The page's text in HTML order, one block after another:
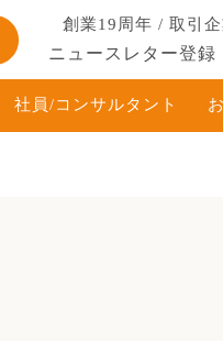
創業19周年 / 取引
ニュースレター登録
社員/コンサルタント